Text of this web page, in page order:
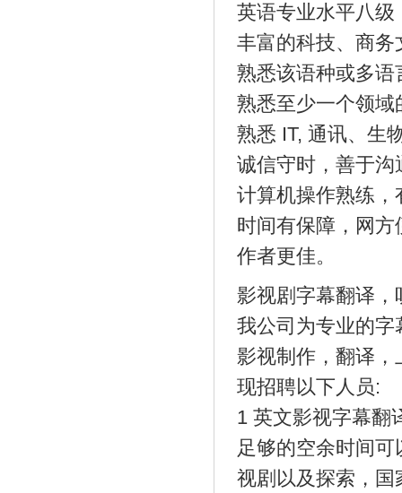
英语专业水平八
丰富的科技、商务
熟悉该语种或多
熟悉至少一个领域
熟悉 IT, 通讯、生
诚信守时，善于
计算机操作熟练
时间有保障，网
作者更佳。
影视剧字幕翻译
我公司为专业的
影视制作，翻译
现招聘以下人员:
1 英文影视字幕翻
足够的空余时间
视剧以及探索，国